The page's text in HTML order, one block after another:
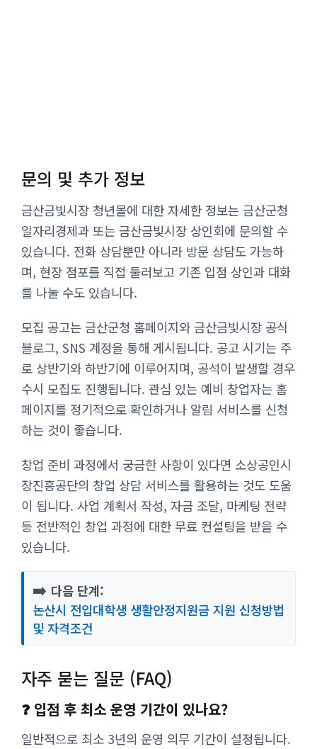
문의 및 추가 정보
금산금빛시장 청년몰에 대한 자세한 정보는 금산군청
일자리경제과 또는 금산금빛시장 상인회에 문의할 수
있습니다. 전화 상담뿐만 아니라 방문 상담도 가능하
며, 현장 점포를 직접 둘러보고 기존 입점 상인과 대화
를 나눌 수도 있습니다.
모집 공고는 금산군청 홈페이지와 금산금빛시장 공식
블로그, SNS 계정을 통해 게시됩니다. 공고 시기는 주
로 상반기와 하반기에 이루어지며, 공석이 발생할 경우
수시 모집도 진행됩니다. 관심 있는 예비 창업자는 홈
페이지를 정기적으로 확인하거나 알림 서비스를 신청
하는 것이 좋습니다.
창업 준비 과정에서 궁금한 사항이 있다면 소상공인시
장진흥공단의 창업 상담 서비스를 활용하는 것도 도움
이 됩니다. 사업 계획서 작성, 자금 조달, 마케팅 전략
등 전반적인 창업 과정에 대한 무료 컨설팅을 받을 수
있습니다.
➡️ 다음 단계:
논산시 전입대학생 생활안정지원금 지원 신청방법
및 자격조건
자주 묻는 질문 (FAQ)
❓ 입점 후 최소 운영 기간이 있나요?
일반적으로 최소 3년의 운영 의무 기간이 설정됩니다.